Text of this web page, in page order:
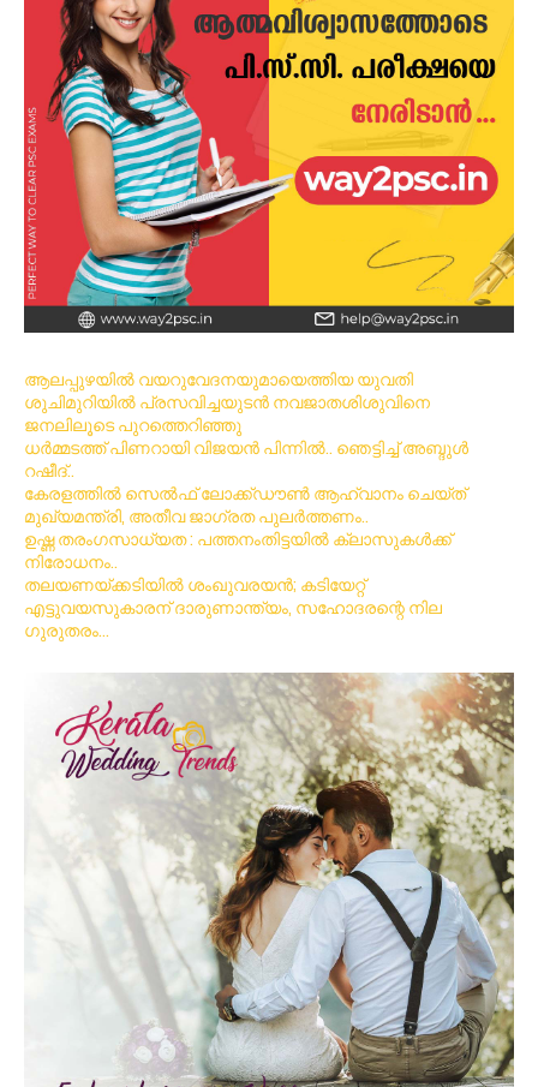
ആലപ്പുഴയിൽ വയറുവേദനയുമായെത്തിയ യുവതി
ശുചിമുറിയിൽ പ്രസവിച്ചയുടൻ നവജാതശിശുവിനെ
ജനലിലൂടെ പുറത്തെറിഞ്ഞു
ധര്‍മ്മടത്ത് പിണറായി വിജയന്‍ പിന്നില്‍.. ഞെട്ടിച്ച് അബ്ദുൾ
റഷീദ്..
കേരളത്തിൽ സെൽഫ് ലോക്ക്ഡൗൺ ആഹ്വാനം ചെയ്ത്
മുഖ്യമന്ത്രി, അതീവ ജാഗ്രത പുലർത്തണം..
ഉഷ്ണ തരംഗസാധ്യത : പത്തനംതിട്ടയില്‍ ക്ലാസുകള്‍ക്ക്
നിരോധനം..
തലയണയ്ക്കടിയില്‍ ശംഖുവരയന്‍; കടിയേറ്റ്
എട്ടുവയസുകാരന് ദാരുണാന്ത്യം, സഹോദരന്റെ നില
ഗുരുതരം…